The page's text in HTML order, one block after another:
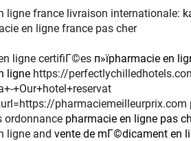
ligne france livraison internationale:
en ligne france pas cher
ligne certifiГ©es п»їpharmacie en
ligne
+Our+hotel+reservat
pharmaciemeilleurprix.com
ordonnance pharmacie en ligne pas
ligne and vente de mГ©dicament en